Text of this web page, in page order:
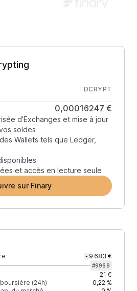
DCRYPT
0,00016247 €
d’Exchanges et mise à jour
soldes
Wallets tels que Ledger,
et accès en lecture seule
sur Finary
- 9 683 €
#9969
21 €
(24h)
0,22 %